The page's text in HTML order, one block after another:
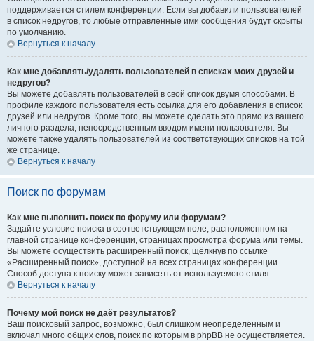
поддерживается стилем конференции. Если вы добавили пользователей
в список недругов, то любые отправленные ими сообщения будут скрыты
по умолчанию.
Вернуться к началу
Как мне добавлять/удалять пользователей в списках моих друзей и
недругов?
Вы можете добавлять пользователей в свой список двумя способами. В
профиле каждого пользователя есть ссылка для его добавления в список
друзей или недругов. Кроме того, вы можете сделать это прямо из вашего
личного раздела, непосредственным вводом имени пользователя. Вы
можете также удалять пользователей из соответствующих списков на той
же странице.
Вернуться к началу
Поиск по форумам
Как мне выполнить поиск по форуму или форумам?
Задайте условие поиска в соответствующем поле, расположенном на
главной странице конференции, страницах просмотра форума или темы.
Вы можете осуществить расширенный поиск, щёлкнув по ссылке
«Расширенный поиск», доступной на всех страницах конференции.
Способ доступа к поиску может зависеть от используемого стиля.
Вернуться к началу
Почему мой поиск не даёт результатов?
Ваш поисковый запрос, возможно, был слишком неопределённым и
включал много общих слов, поиск по которым в phpBB не осуществляется.